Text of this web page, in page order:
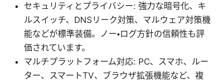
セキュリティとプライバシー: 強力な暗号化、キ
ルスイッチ、DNSリーク対策、マルウェア対策機
能などが標準装備。ノー・ログ方針の信頼性も評
価されています。
マルチプラットフォーム対応: PC、スマホ、ルー
ター、スマートTV、ブラウザ拡張機能など、複